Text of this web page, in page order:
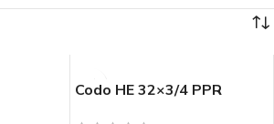
Codo HE 32×3/4 PPR